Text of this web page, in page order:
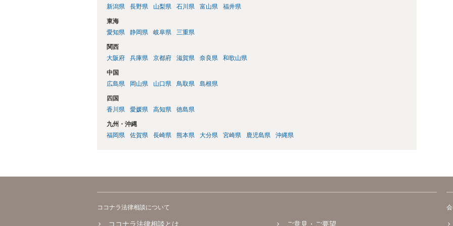
新潟県
長野県 山梨県 石川県 富山県 福井県
東海
愛知県
静岡県 岐阜県 三重県
関西
大阪府
兵庫県 京都府 滋賀県 奈良県 和歌山県
中国
広島県
岡山県 山口県 鳥取県 島根県
四国
香川県
愛媛県 高知県 徳島県
九州・沖縄
福岡県
佐賀県 長崎県 熊本県 大分県 宮崎県 鹿児島県 沖縄県
ココナラ法律相談について
ココナラ法律相談とは ご意見・ご要望